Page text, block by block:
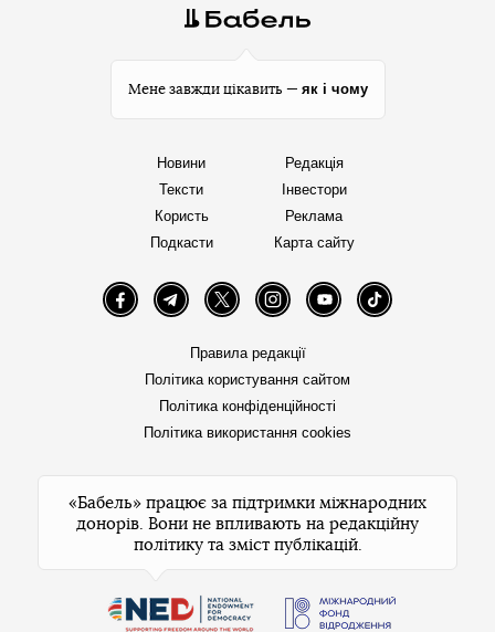
Мене завжди цікавить — як і чому
Новини
Тексти
Користь
Подкасти
Редакція
Інвестори
Реклама
Карта сайту
FacebookTelegramTwitter InstagramYouTube TikTok
Правила редакції
Політика користування сайтом
Політика конфіденційності
Політика використання cookies
«Бабель» працює за підтримки міжнародних
донорів. Вони не впливають на редакційну
політику та зміст публікацій.